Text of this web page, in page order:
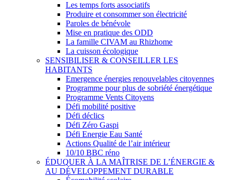
Les temps forts associatifs
Produire et consommer son électricité
Paroles de bénévole
Mise en pratique des ODD
La famille CIVAM au Rhizhome
La cuisson écologique
SENSIBILISER & CONSEILLER LES
HABITANTS
Emergence énergies renouvelables citoyennes
Programme pour plus de sobriété énergétique
Programme Vents Citoyens
Défi mobilité positive
Défi déclics
Défi Zéro Gaspi
Défi Energie Eau Santé
Actions Qualité de l’air intérieur
10/10 BBC réno
ÉDUQUER À LA MAÎTRISE DE L’ÉNERGIE &
AU DÉVELOPPEMENT DURABLE